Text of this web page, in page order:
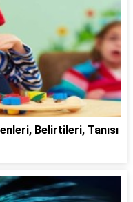
Belirtileri, Tanısı